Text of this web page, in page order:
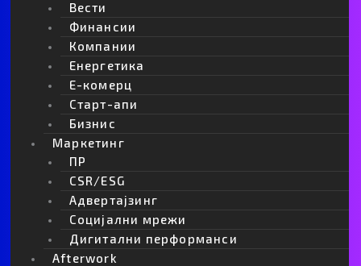
Вести
Финансии
Компании
Енергетика
Е-комерц
Старт-апи
Бизнис
Маркетинг
ПР
CSR/ESG
Адвертајзинг
Социјални мрежи
Дигитални перформанси
Afterwork
Apple или Nvidia: Кој ќе заработи повеќе
од револуцијата со вештачката
интелигенција?